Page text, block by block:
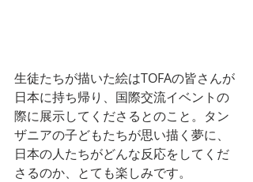
生徒たちが描いた絵はTOFAの皆さんが
日本に持ち帰り、国際交流イベントの
際に展示してくださるとのこと。タン
ザニアの子どもたちが思い描く夢に、
日本の人たちがどんな反応をしてくだ
さるのか、とても楽しみです。